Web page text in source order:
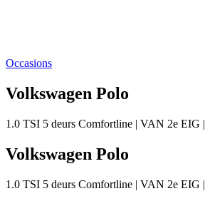
Occasions
Volkswagen Polo
1.0 TSI 5 deurs Comfortline | VAN 2e EIG |
Volkswagen Polo
1.0 TSI 5 deurs Comfortline | VAN 2e EIG |